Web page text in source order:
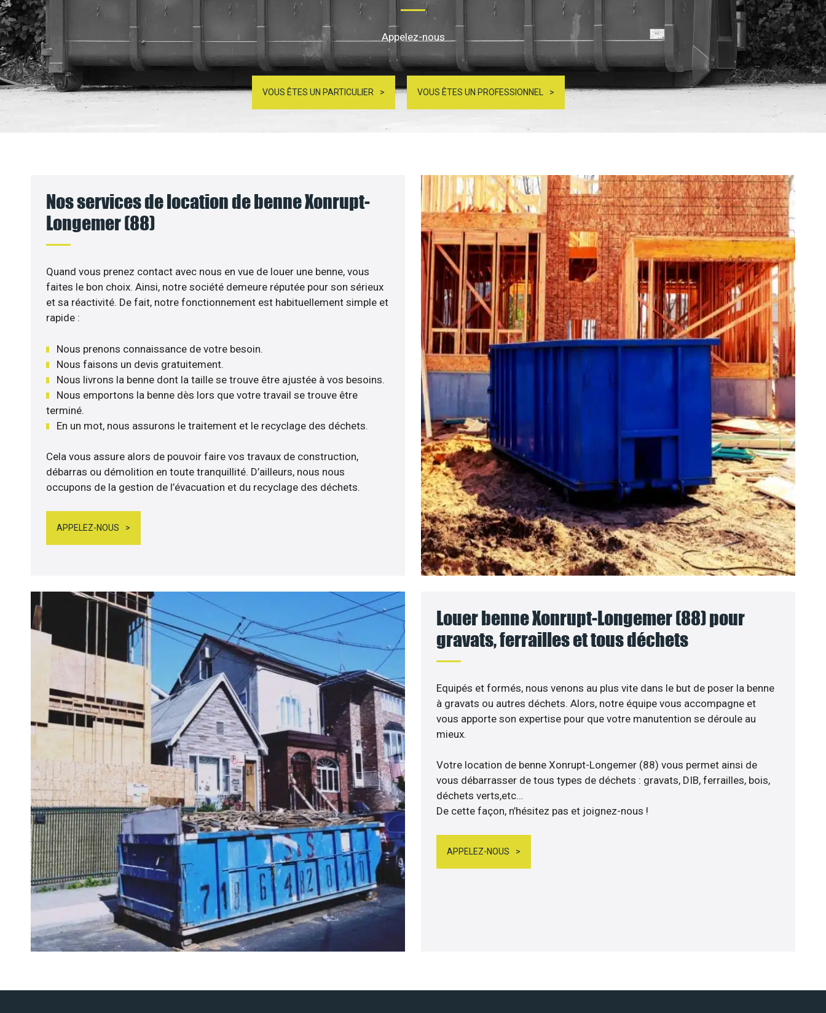
Appelez-nous
VOUS ÊTES UN PARTICULIER VOUS ÊTES UN PROFESSIONNEL
Nos services de location de benne Xonrupt-
Longemer (88)
Quand vous prenez contact avec nous en vue de louer une benne, vous
faites le bon choix. Ainsi, notre société demeure réputée pour son sérieux
et sa réactivité. De fait, notre fonctionnement est habituellement simple et
rapide :
Nous prenons connaissance de votre besoin.
Nous faisons un devis gratuitement.
Nous livrons la benne dont la taille se trouve être ajustée à vos besoins.
Nous emportons la benne dès lors que votre travail se trouve être
terminé.
En un mot, nous assurons le traitement et le recyclage des déchets.
Cela vous assure alors de pouvoir faire vos travaux de construction,
débarras ou démolition en toute tranquillité. D’ailleurs, nous nous
occupons de la gestion de l’évacuation et du recyclage des déchets.
APPELEZ-NOUS
Louer benne Xonrupt-Longemer (88) pour
gravats, ferrailles et tous déchets
Equipés et formés, nous venons au plus vite dans le but de poser la benne
à gravats ou autres déchets. Alors, notre équipe vous accompagne et
vous apporte son expertise pour que votre manutention se déroule au
mieux.
Votre location de benne Xonrupt-Longemer (88) vous permet ainsi de
vous débarrasser de tous types de déchets : gravats, DIB, ferrailles, bois,
déchets verts,etc…
De cette façon, n’hésitez pas et joignez-nous !
APPELEZ-NOUS